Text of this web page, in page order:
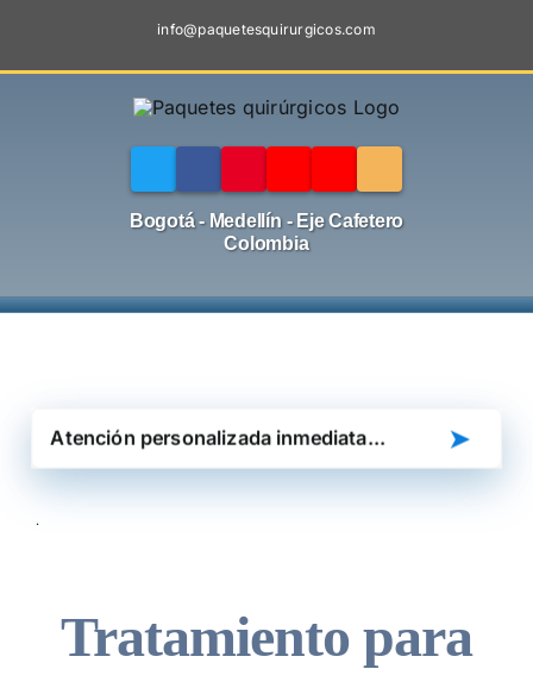
content
info@paquetesquirurgicos.com
Bogotá - Medellín - Eje Cafetero
Colombia
➤
.
Tratamiento para